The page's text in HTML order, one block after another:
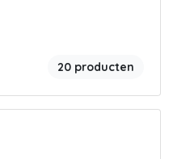
20 producten